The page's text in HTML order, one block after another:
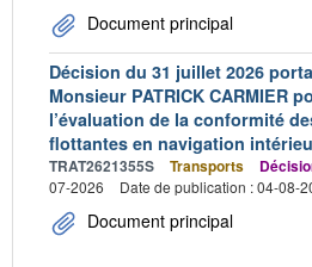
Document principal
Décision du 31 juillet 2026
Monsieur PATRICK CARMIER
l’évaluation de la conformité
flottantes en navigation
TRAT2621355S Transports
07-2026
Date de publication : 04-08-
Document principal